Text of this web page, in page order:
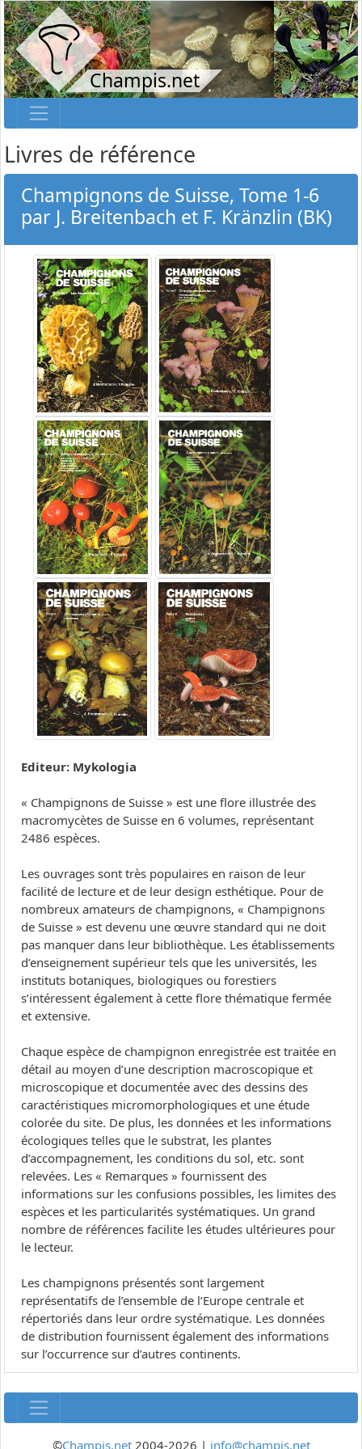
Champis.net
Livres de référence
Champignons de Suisse, Tome 1-6
par J. Breitenbach et F. Kränzlin (BK)
Editeur: Mykologia
« Champignons de Suisse » est une flore illustrée des
macromycètes de Suisse en 6 volumes, représentant
2486 espèces.
Les ouvrages sont très populaires en raison de leur
facilité de lecture et de leur design esthétique. Pour de
nombreux amateurs de champignons, « Champignons
de Suisse » est devenu une œuvre standard qui ne doit
pas manquer dans leur bibliothèque. Les établissements
d’enseignement supérieur tels que les universités, les
instituts botaniques, biologiques ou forestiers
s’intéressent également à cette flore thématique fermée
et extensive.
Chaque espèce de champignon enregistrée est traitée en
détail au moyen d’une description macroscopique et
microscopique et documentée avec des dessins des
caractéristiques micromorphologiques et une étude
colorée du site. De plus, les données et les informations
écologiques telles que le substrat, les plantes
d’accompagnement, les conditions du sol, etc. sont
relevées. Les « Remarques » fournissent des
informations sur les confusions possibles, les limites des
espèces et les particularités systématiques. Un grand
nombre de références facilite les études ultérieures pour
le lecteur.
Les champignons présentés sont largement
représentatifs de l’ensemble de l’Europe centrale et
répertoriés dans leur ordre systématique. Les données
de distribution fournissent également des informations
sur l’occurrence sur d’autres continents.
©Champis.net2004-2026 | info@champis.net